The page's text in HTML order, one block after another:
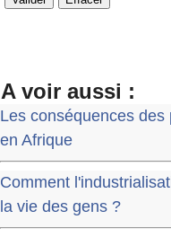
A voir aussi :
Les conséquences
en Afrique
Comment
la vie des gens ?